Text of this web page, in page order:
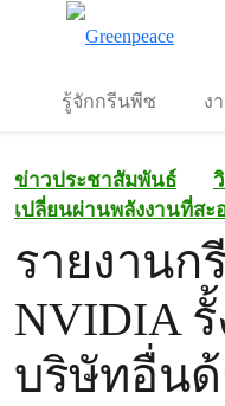
รู้จักกรีนพีซ ง
ข่าวประชาสัมพันธ์
เปลี่ยนผ่านพลังงานที่สะ
รายงาน
NVIDIA
บริษัทอื่น